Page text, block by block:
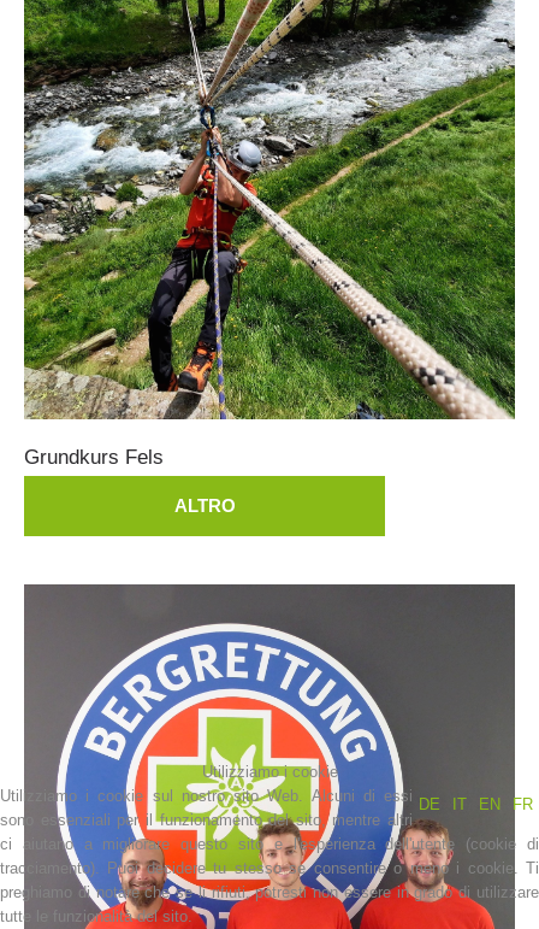
Soccorritore in loco
Grundkurs Fels
ALTRO
Utilizziamo i cookie
DE
IT EN FR
Utilizziamo i cookie sul nostro sito Web. Alcuni di essi
sono essenziali per il funzionamento del sito, mentre altri
ci aiutano a migliorare questo sito e l'esperienza dell'utente (cookie di
tracciamento). Puoi decidere tu stesso se consentire o meno i cookie. Ti
preghiamo di notare che se li rifiuti, potresti non essere in grado di utilizzare
tutte le funzionalità del sito.